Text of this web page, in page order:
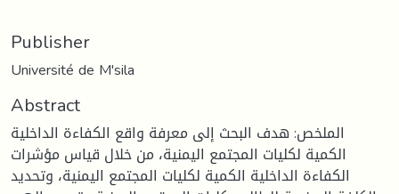
Publisher
Université de M'sila
Abstract
الملخص: هدف البحث إلى معرفة واقع الكفاءة الداخلية
الكمية لكليات المجتمع اليمنية، من خلال قياس مؤشرات
الكفاءة الداخلية الكمية لكليات المجتمع اليمنية، وتحديد